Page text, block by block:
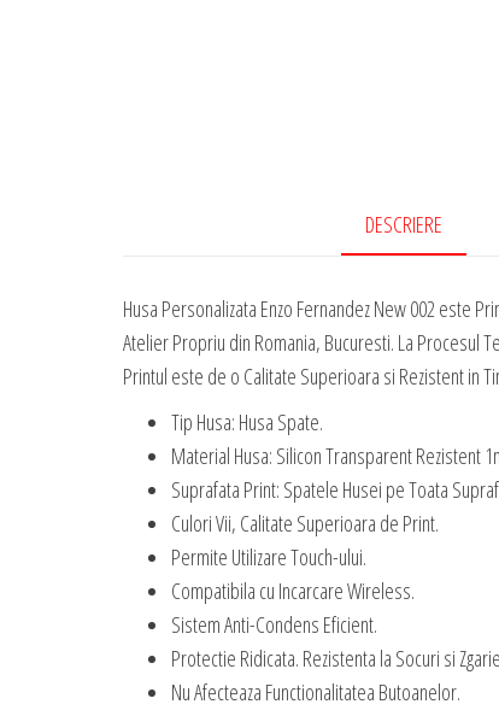
DESCRIERE
Husa Personalizata Enzo Fernandez New 002 este
Atelier Propriu din Romania, Bucuresti. La Procesul
Printul este de o Calitate Superioara si Rezistent in
Tip Husa: Husa Spate.
Material Husa: Silicon Transparent Rezistent
Suprafata Print: Spatele Husei pe Toata
Culori Vii, Calitate Superioara de Print.
Permite Utilizare Touch-ului.
Compatibila cu Incarcare Wireless.
Sistem Anti-Condens Eficient.
Protectie Ridicata. Rezistenta la Socuri si
Nu Afecteaza Functionalitatea Butoanelor.